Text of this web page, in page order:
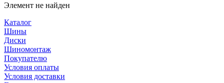
Элемент не найден
Каталог
Шины
Диски
Шиномонтаж
Покупателю
Условия оплаты
Условия доставки